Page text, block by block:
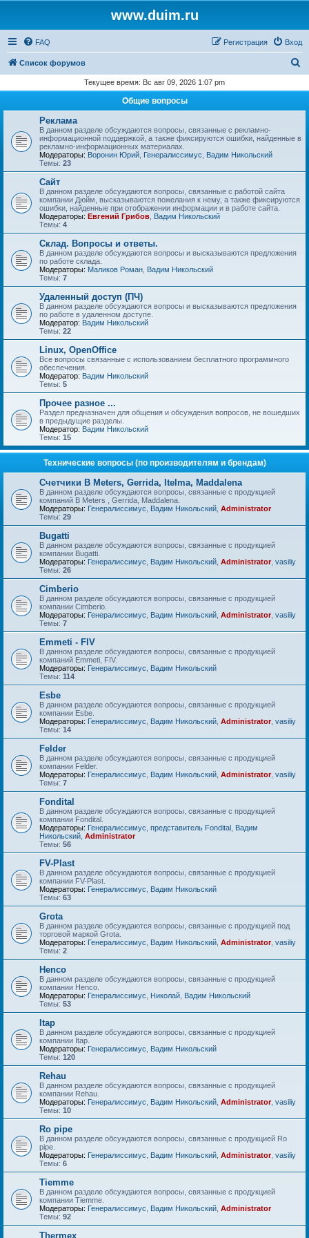
www.duim.ru
FAQ Вход
Регистрация
Список форумов
с
Текущее время: Вс авг 09, 2026 1:07 pm
Общие вопросы
Реклама
В данном разделе обсуждаются вопросы, связанные с рекламно-
информационной поддержкой, а также фиксируются ошибки, найденные в
рекламно-информационных материалах.
Модераторы: Воронин Юрий Генералиссимус
Вадим Никольский
Темы: 23
Сайт
В данном разделе обсуждаются вопросы, связанные с работой сайта
компании Дюйм, высказываются пожелания к нему, а также фиксируются
ошибки, найденные при отображении информации и в работе сайта.
Модераторы: Евгений Грибов Вадим Никольский
Темы: 4
Склад. Вопросы и ответы.
В данном разделе обсуждаются вопросы и высказываются предложения
по работе склада.
Модераторы: Маликов Роман Вадим Никольский
Темы: 7
Удаленный доступ (ПЧ)
В данном разделе обсуждаются вопросы и высказываются предложения
по работе в удаленном доступе.
Модератор: Вадим Никольский
Темы: 22
Linux, OpenOffice
Все вопросы связанные с использованием бесплатного программного
обеспечения.
Модератор: Вадим Никольский
Темы: 5
Прочее разное ...
Раздел предназначен для общения и обсуждения вопросов, не вошедших
в предыдущие разделы.
Модератор: Вадим Никольский
Темы: 15
Технические вопросы (по производителям и брендам)
Счетчики B Meters, Gerrida, Itelma, Maddalena
В данном разделе обсуждаются вопросы, связанные с продукцией
компаний B Meters , Gerrida, Maddalena.
Модераторы: Генералиссимус Вадим Никольский Administrator
Темы: 29
Bugatti
В данном разделе обсуждаются вопросы, связанные с продукцией
компании Bugatti.
Модераторы: Генералиссимус Вадим Никольский Administrator, vasiliy
Темы: 26
Cimberio
В данном разделе обсуждаются вопросы, связанные с продукцией
компании Cimberio.
Модераторы: Генералиссимус Вадим Никольский Administrator, vasiliy
Темы: 7
Emmeti - FIV
В данном разделе обсуждаются вопросы, связанные с продукцией
компаний Emmeti, FIV.
Модераторы: Генералиссимус
Вадим Никольский
Темы: 114
Esbe
В данном разделе обсуждаются вопросы, связанные с продукцией
компании Esbe.
Модераторы: Генералиссимус Вадим Никольский Administrator, vasiliy
Темы: 14
Felder
В данном разделе обсуждаются вопросы, связанные с продукцией
компании Felder.
Модераторы: Генералиссимус Вадим Никольский Administrator, vasiliy
Темы: 7
Fondital
В данном разделе обсуждаются вопросы, связанные с продукцией
компании Fondital.
Модераторы: Генералиссимус представитель Fondital Вадим
Никольский Administrator
Темы: 56
FV-Plast
В данном разделе обсуждаются вопросы, связанные с продукцией
компании FV-Plast.
Модераторы: Генералиссимус
Вадим Никольский
Темы: 63
Grota
В данном разделе обсуждаются вопросы, связанные с продукцией под
торговой маркой Grota.
Модераторы: Генералиссимус Вадим Никольский Administrator, vasiliy
Темы: 2
Henco
В данном разделе обсуждаются вопросы, связанные с продукцией
компании Henco.
Модераторы: Генералиссимус Николай Вадим Никольский
Темы: 53
Itap
В данном разделе обсуждаются вопросы, связанные с продукцией
компании Itap.
Модераторы: Генералиссимус
Вадим Никольский
Темы: 120
Rehau
В данном разделе обсуждаются вопросы, связанные с продукцией
компании Rehau.
Модераторы: Генералиссимус Вадим Никольский Administrator, vasiliy
Темы: 10
Ro pipe
В данном разделе обсуждаются вопросы, связанные с продукцией Ro
pipe.
Модераторы: Генералиссимус Вадим Никольский Administrator, vasiliy
Темы: 6
Tiemme
В данном разделе обсуждаются вопросы, связанные с продукцией
компании Tiemme.
Модераторы: Генералиссимус Вадим Никольский Administrator
Темы: 92
Thermex